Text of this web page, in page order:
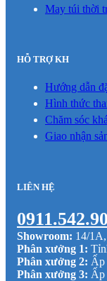
May túi thời
HỖ TRỢ KH
Hướng dẫn
Hình thức
Chăm sóc
Giao nhận
LIÊN HỆ
Showroom: 14/
Phân xưởng 1:
Phân xưởng 2: Ấp
Phân xưởng 3: Ấp